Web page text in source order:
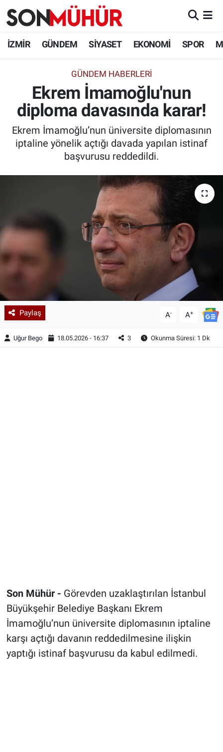
İZMİR GÜNDEM SİYASET EKONOMİ SPOR
GÜNDEM HABERLERI
Ekrem İmamoğlu'nun
diploma davasında karar!
Ekrem İmamoğlu’nun üniversite diplomasının
iptaline yönelik açtığı davada yapılan istinaf
başvurusu reddedildi.
Paylaş A- A+
Uğur Bego 18.05.2026 - 16:37 3 Okunma Süresi: 1 Dk
Son Mühür - Görevden uzaklaştırılan İstanbul
Büyükşehir Belediye Başkanı Ekrem
İmamoğlu’nun üniversite diplomasının iptaline
karşı açtığı davanın reddedilmesine ilişkin
yaptığı istinaf başvurusu da kabul edilmedi.
İzmir Nöbetçi Eczaneler
İzmir Namaz Vakitleri
İzmir Trafik Yoğunluk Haritası
Süper Lig Puan Durumu ve Fikstür
Tüm Manşetler
Son Dakika Haberleri
Haber Arşivi